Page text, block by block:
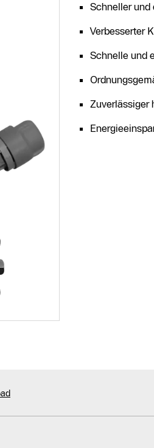
Schneller und
Verbesserter
Schnelle und
Zuverlässiger